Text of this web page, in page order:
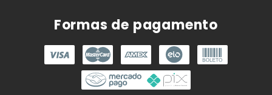
Formas de pagamento